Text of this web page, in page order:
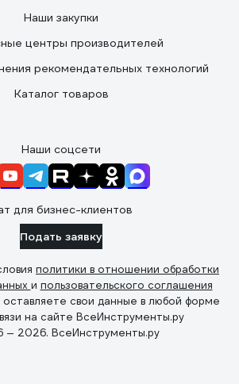
Наши закупки
центры производителей
рекомендательных технологий
Каталог товаров
Наши соцсети
для бизнес-клиентов
Подать заявку
политики в отношении обработки
и пользовательского соглашения
оставляете свои данные в любой форме
на сайте ВсеИнструменты.ру
— 2026. ВсеИнструменты.ру